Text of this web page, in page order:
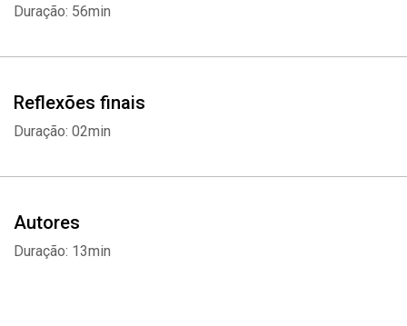
Duração: 56min
Reflexões finais
Duração: 02min
Autores
Duração: 13min